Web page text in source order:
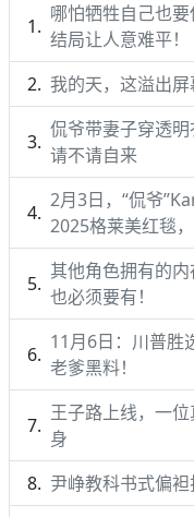
哪怕牺牲自己也
结局让人意难平！
我的天，这溢出屏
侃爷带妻子穿透
请不请自来
2月3日，“侃爷
2025格莱美红毯
其他角色拥有的内
也必须要有！
11月6日：川普胜
老爹黑料！
王子路上线，一
身
尹峥教科书式偏